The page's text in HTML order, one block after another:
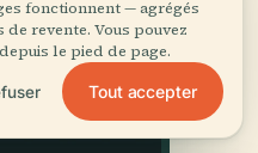
fonctionnent — agrégés
revente. Vous pouvez
le pied de page.
Tout accepter